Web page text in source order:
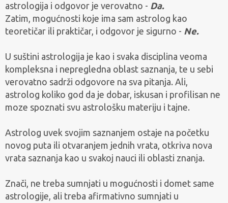
astrologija i odgovor je verovatno - Da.
Zatim, mogućnosti koje ima sam astrolog kao
teoretičar ili praktičar, i odgovor je sigurno - Ne.
U suštini astrologija je kao i svaka disciplina veoma
kompleksna i nepregledna oblast saznanja, te u sebi
verovatno sadrži odgovore na sva pitanja. Ali,
astrolog koliko god da je dobar, iskusan i profilisan ne
moze spoznati svu astrološku materiju i tajne.
Astrolog uvek svojim saznanjem ostaje na početku
novog puta ili otvaranjem jednih vrata, otkriva nova
vrata saznanja kao u svakoj nauci ili oblasti znanja.
Znači, ne treba sumnjati u mogućnosti i domet same
astrologije, ali treba afirmativno sumnjati u